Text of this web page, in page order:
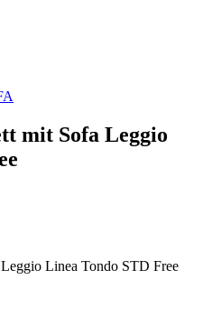
mit Sofa Leggio